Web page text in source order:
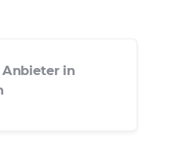
Anbieter in